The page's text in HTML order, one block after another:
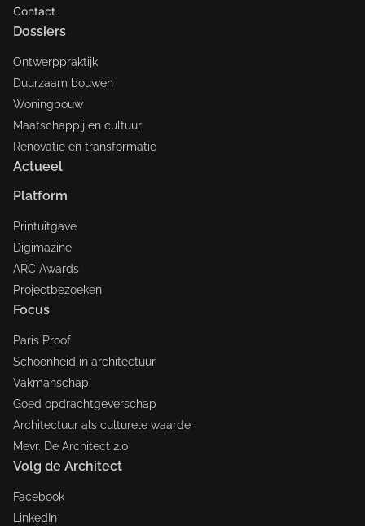
Contact
Dossiers
Ontwerppraktijk
Duurzaam bouwen
Woningbouw
Maatschappij en cultuur
Renovatie en transformatie
Actueel
Platform
Printuitgave
Digimazine
ARC Awards
Projectbezoeken
Focus
Paris Proof
Schoonheid in architectuur
Vakmanschap
Goed opdrachtgeverschap
Architectuur als culturele waarde
Mevr. De Architect 2.0
Volg de Architect
Facebook
LinkedIn